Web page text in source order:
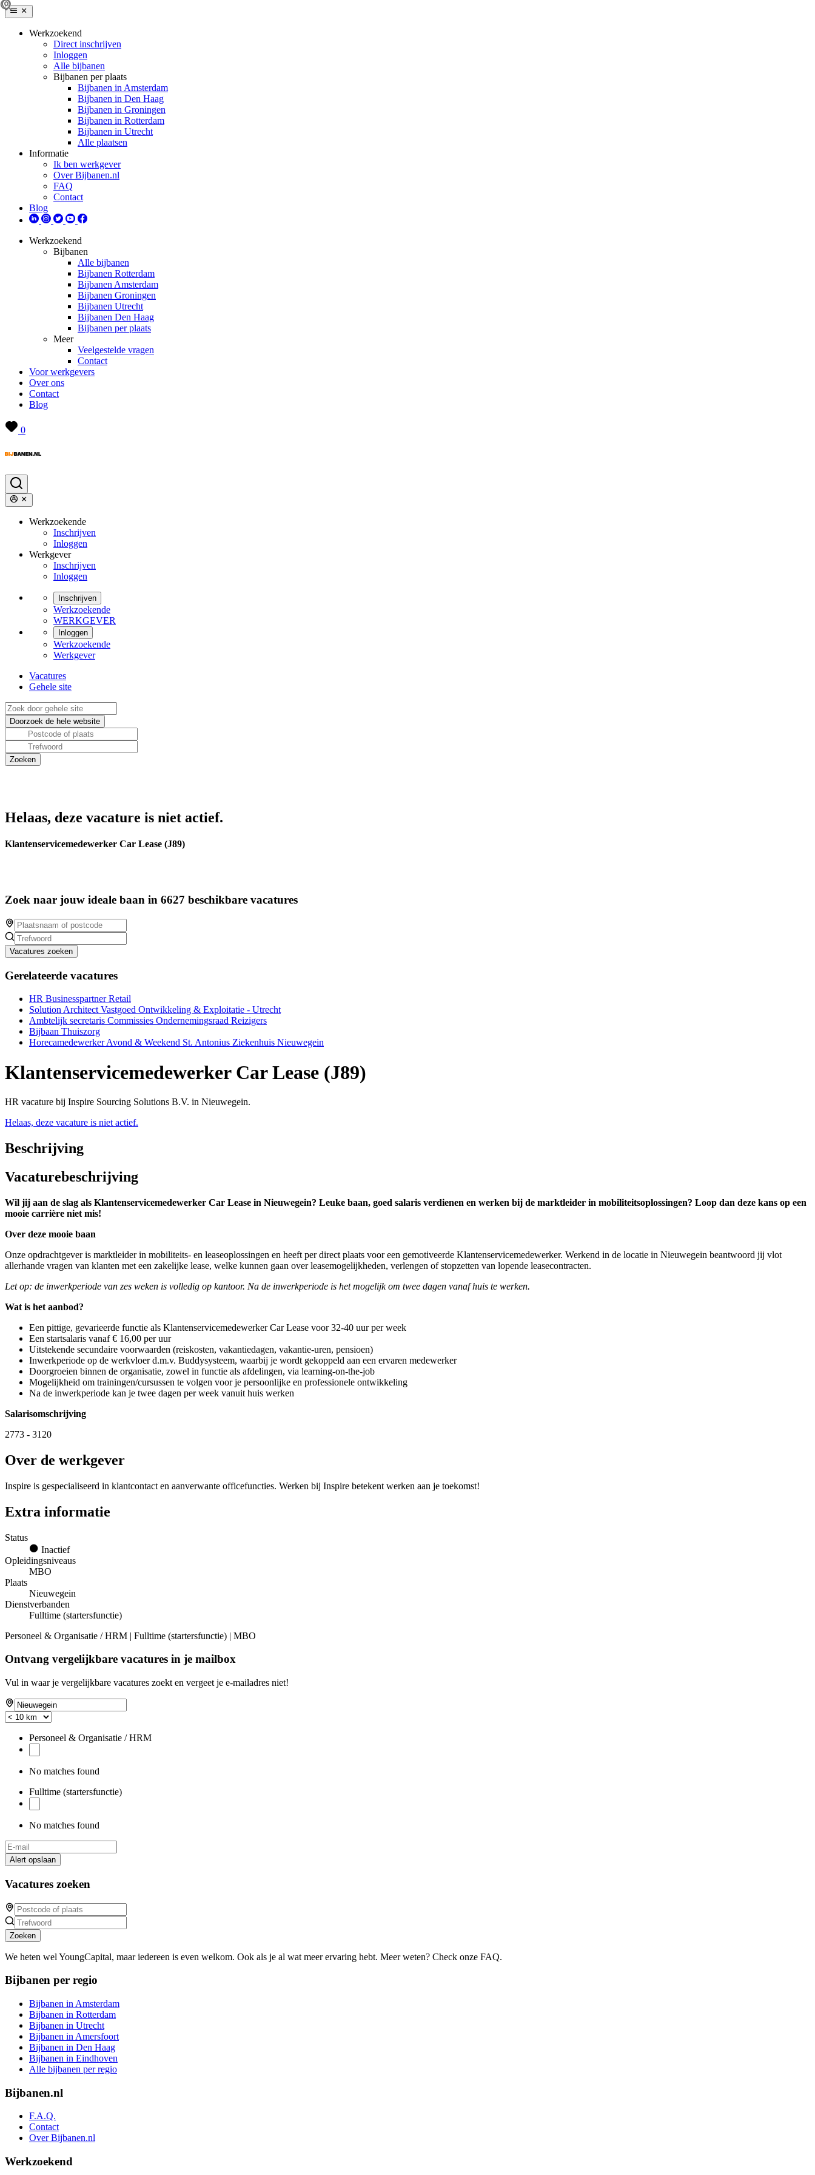
Werkzoekend
Direct inschrijven
Inloggen
Alle bijbanen
Bijbanen per plaats
Bijbanen in Amsterdam
Bijbanen in Den Haag
Bijbanen in Groningen
Bijbanen in Rotterdam
Bijbanen in Utrecht
Alle plaatsen
Informatie
Ik ben werkgever
Over Bijbanen.nl
FAQ
Contact
Blog
Werkzoekend
Bijbanen
Alle bijbanen
Bijbanen Rotterdam
Bijbanen Amsterdam
Bijbanen Groningen
Bijbanen Utrecht
Bijbanen Den Haag
Bijbanen per plaats
Meer
Veelgestelde vragen
Contact
Voor werkgevers
Over ons
Contact
Blog
0
Werkzoekende
Inschrijven
Inloggen
Werkgever
Inschrijven
Inloggen
Inschrijven
Werkzoekende
WERKGEVER
Inloggen
Werkzoekende
Werkgever
Vacatures
Gehele site
Helaas, deze vacature is niet actief.
Klantenservicemedewerker Car Lease (J89)
Zoek naar jouw ideale baan in 6627 beschikbare vacatures
Vacatures zoeken
Gerelateerde vacatures
HR Businesspartner Retail
Solution Architect Vastgoed Ontwikkeling & Exploitatie - Utrecht
Ambtelijk secretaris Commissies Ondernemingsraad Reizigers
Bijbaan Thuiszorg
Horecamedewerker Avond & Weekend St. Antonius Ziekenhuis Nieuwegein
Klantenservicemedewerker Car Lease (J89)
HR vacature bij Inspire Sourcing Solutions B.V. in Nieuwegein.
Helaas, deze vacature is niet actief.
Beschrijving
Vacaturebeschrijving
Wil jij aan de slag als Klantenservicemedewerker Car Lease in Nieuwegein? Leuke baan, goed salaris verdienen en werken bij de marktleider in mobiliteitsoplossingen? Loop dan deze kans op een
mooie carrière niet mis!
Over deze mooie baan
Onze opdrachtgever is marktleider in mobiliteits- en leaseoplossingen en heeft per direct plaats voor een gemotiveerde Klantenservicemedewerker. Werkend in de locatie in Nieuwegein beantwoord jij vlot
allerhande vragen van klanten met een zakelijke lease, welke kunnen gaan over leasemogelijkheden, verlengen of stopzetten van lopende leasecontracten.
Let op: de inwerkperiode van zes weken is volledig op kantoor. Na de inwerkperiode is het mogelijk om twee dagen vanaf huis te werken.
Wat is het aanbod?
Een pittige, gevarieerde functie als Klantenservicemedewerker Car Lease voor 32-40 uur per week
Een startsalaris vanaf € 16,00 per uur
Uitstekende secundaire voorwaarden (reiskosten, vakantiedagen, vakantie-uren, pensioen)
Inwerkperiode op de werkvloer d.m.v. Buddysysteem, waarbij je wordt gekoppeld aan een ervaren medewerker
Doorgroeien binnen de organisatie, zowel in functie als afdelingen, via learning-on-the-job
Mogelijkheid om trainingen/cursussen te volgen voor je persoonlijke en professionele ontwikkeling
Na de inwerkperiode kan je twee dagen per week vanuit huis werken
Salarisomschrijving
2773 - 3120
Over de werkgever
Inspire is gespecialiseerd in klantcontact en aanverwante officefuncties. Werken bij Inspire betekent werken aan je toekomst!
Extra informatie
Status
Inactief
Opleidingsniveaus
MBO
Plaats
Nieuwegein
Dienstverbanden
Fulltime (startersfunctie)
Personeel & Organisatie / HRM | Fulltime (startersfunctie) | MBO
Ontvang vergelijkbare vacatures in je mailbox
Vul in waar je vergelijkbare vacatures zoekt en vergeet je e-mailadres niet!
Personeel & Organisatie / HRM
No matches found
Fulltime (startersfunctie)
No matches found
Alert opslaan
Vacatures zoeken
Zoeken
We heten wel YoungCapital, maar iedereen is even welkom. Ook als je al wat meer ervaring hebt. Meer weten? Check onze FAQ.
Bijbanen per regio
Bijbanen in Amsterdam
Bijbanen in Rotterdam
Bijbanen in Utrecht
Bijbanen in Amersfoort
Bijbanen in Den Haag
Bijbanen in Eindhoven
Alle bijbanen per regio
Bijbanen.nl
F.A.Q.
Contact
Over Bijbanen.nl
Werkzoekend